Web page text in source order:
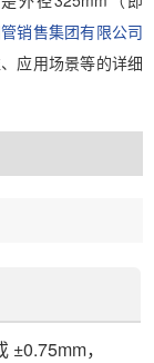
销售集团有限公司
应用场景等的详细
±0.75mm，